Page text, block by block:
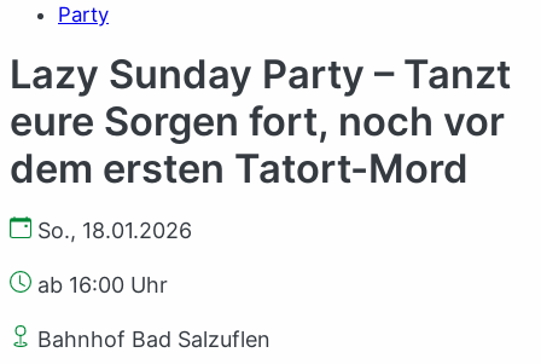
Party
Lazy Sunday Party – Tanzt
eure Sorgen fort, noch vor
dem ersten Tatort-Mord
So., 18.01.2026
ab 16:00 Uhr
Bahnhof Bad Salzuflen